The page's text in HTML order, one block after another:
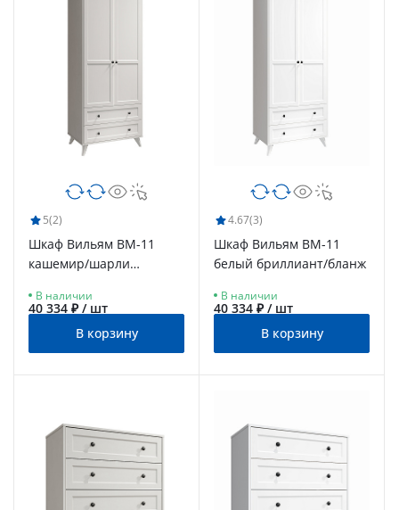
5(2)
Шкаф Вильям ВМ-11
кашемир/шарли
В наличии
40 334 ₽ / шт
В корзину
4.67(3)
Шкаф Вильям ВМ-11
белый бриллиант/бланж
В наличии
40 334 ₽ / шт
В корзину